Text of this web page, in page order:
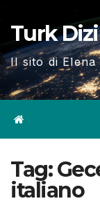
Skip
content
Turk
Il sito di Elena
Tag:
italiano